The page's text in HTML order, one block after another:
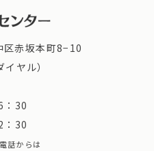
赤坂本町8−10
ヤル）
30
30
話からは